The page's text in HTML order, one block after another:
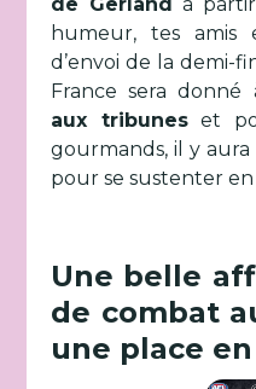
humeur, tes
d’envoi de la demi-
France sera donné
aux tribuneset
gourmands, il y aura
pour se sustenter
Une belle
de combat
une place